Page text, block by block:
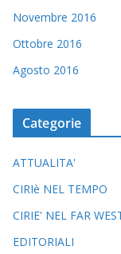
Novembre 2016
Ottobre 2016
Agosto 2016
Categorie
ATTUALITA'
CIRIè NEL TEMPO
CIRIE' NEL FAR
EDITORIALI